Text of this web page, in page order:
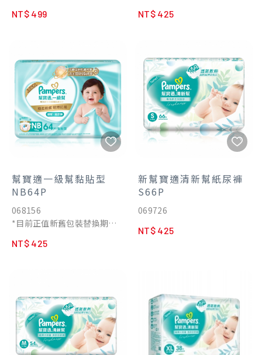
NT$ 499 NT$ 425
幫寶適一級幫黏貼型
NB64P
068156
*目前正值新舊包裝替換期
NT$ 425
新幫寶適清新幫紙尿褲
S66P
069726
NT$ 425